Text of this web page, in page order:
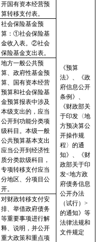
开国有资本经营预
算转移支付表。
《预算
法》、《政
府信息公开
条例》、
《财政部关
于印发〈地
方预决算公
开操作规
程〉的通
知》 、《财
政部关于印
发<地方政
府债务信息
公开办法
（试行） >
的通知》等
法律法规和
文件规定
社会保险基金预
算： ①社会保险基
金收入表。②社会
保险基金支出表。
地方一般公共预
算、政府性基金预
算、国有资本经营
预算和社会保险基
金预算报表中涉及
本级支出的，应当
公开到功能分类项
级科目。本级一般
公共预算基本支出
应当公开到经济性
质分类款级科目，
专项转移支付应当
分地区、分项目公
开。
对财政转移支付安
排、举借政府债务
等重要事项进行解
释、说明，并公开
重大政策和重点项